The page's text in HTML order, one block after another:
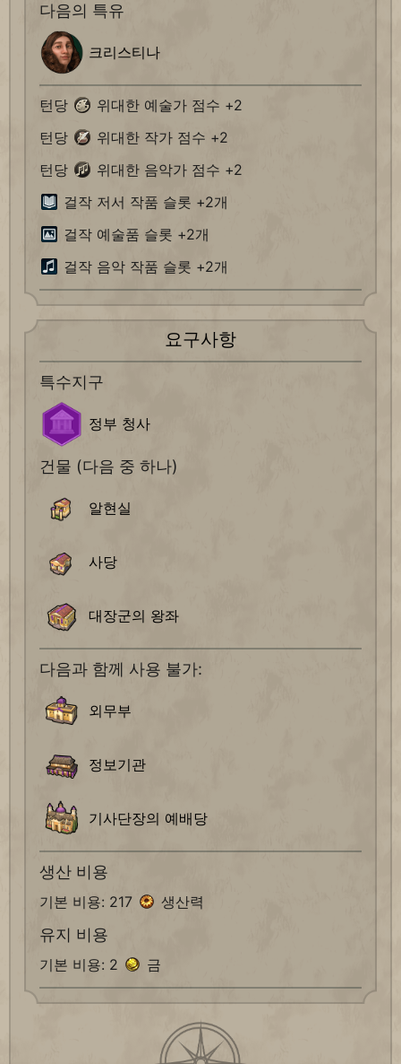
다음의 특유
크리스티나
턴당
위대한 예술가 점수 +2
턴당
위대한 작가 점수 +2
턴당
위대한 음악가 점수 +2
걸작 저서 작품 슬롯 +2개
걸작 예술품 슬롯 +2개
걸작 음악 작품 슬롯 +2개
요구사항
특수지구
정부 청사
건물 (다음 중 하나)
알현실
사당
대장군의 왕좌
다음과 함께 사용 불가:
외무부
정보기관
기사단장의 예배당
생산 비용
기본 비용: 217 생산력
유지 비용
기본 비용: 2 금